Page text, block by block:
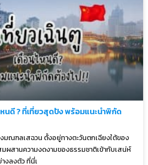
หนดี ? ที่เที่ยวสุดปัง พร้อมแนะนำพิกัด
มณฑลเสฉวน ตั้งอยู่ทางตะวันตกเฉียงใต้ของ
ผสานความงดงามของธรรมชาติเข้ากับเสน่ห์
งลงตัว ที่นี่เ